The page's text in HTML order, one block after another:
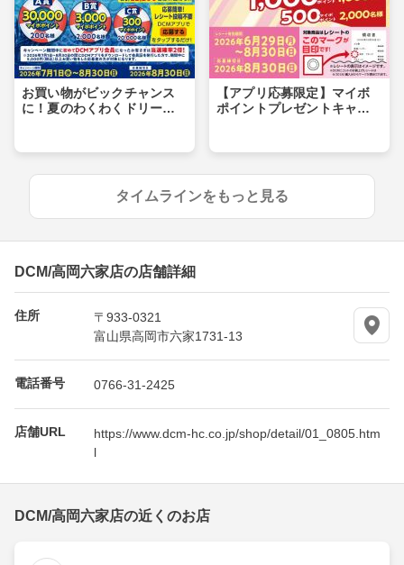
お買い物がビックチャンス
に！夏のわくわくドリーム
【アプリ応募限定】マイボ
ポイントプレゼントキャン
タイムラインをもっと見る
DCM/高岡六家店の店舗詳細
住所
〒933-0321
富山県高岡市六家1731-13
電話番号 0766-31-2425
店舗URL
https://www.dcm-hc.co.jp/shop/detail/01_0805.htm
l
DCM/高岡六家店の近くのお店